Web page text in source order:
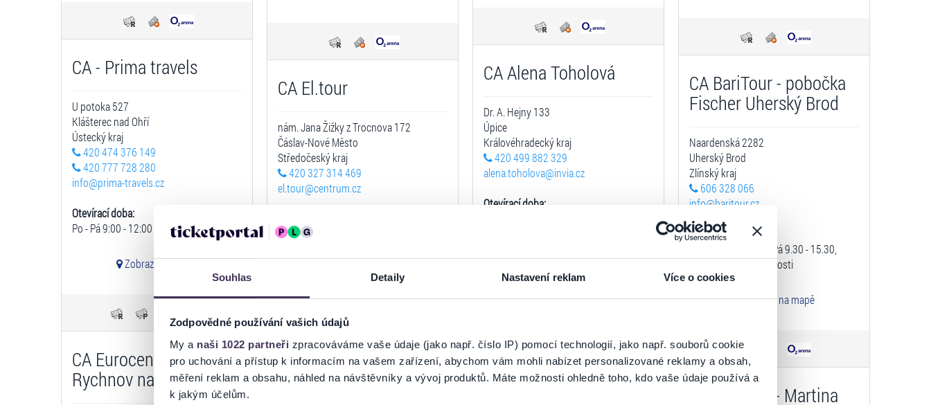
Souhlas Detaily Nastavení reklam Více o cookies
Zodpovědné používání vašich údajů
My a naši 1022 partneři zpracováváme vaše údaje (jako např. číslo IP) pomocí technologií, jako např. souborů cookie
pro uchování a přístup k informacím na vašem zařízení, abychom vám mohli nabízet personalizované reklamy a obsah,
měření reklam a obsahu, náhled na návštěvníky a vývoj produktů. Máte možnosti ohledně toho, kdo vaše údaje používá a
k jakým účelům.
CA - Prima travels
U potoka 527
Klášterec nad Ohří
Ústecký kraj
420 474 376 149
420 777 728 280
info@prima-travels.cz
Otevírací doba:
Po - Pá 9:00 - 12:00 a 14:00 - 17:00
Zobrazit na mapě
CA Alena Toholová
Dr. A. Hejny 133
Úpice
Královéhradecký kraj
420 499 882 329
alena.toholova@invia.cz
Otevírací doba:
CA BariTour - pobočka
Fischer Uherský Brod
Naardenská 2282
Uherský Brod
Zlínský kraj
606 328 066
info@baritour.cz
Otevírací doba:
Po - Čt 9.30 - 16.30, Pá 9.30 - 15.30,
platba pouze v hotovosti
Zobrazit na mapě
CA El.tour
nám. Jana Žižky z Trocnova 172
Čáslav-Nové Město
Středočeský kraj
420 327 314 469
el.tour@centrum.cz
Po - Čt 9:00 - 11:00 a 12:00 - 16:00
CA Eurocentrum -
Kostelec nad Orlicí
CA Eurocentrum -
Rychnov nad Kněžnou
CA GLOBUS
CA JOLANA - Martina